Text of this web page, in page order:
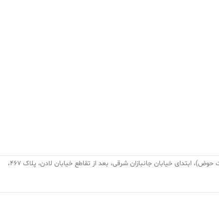
تهران، نارمک، میدان نبوت (هفت حوض)، ابتدای خیابان جانبازان شرقی، بعد از تقاطع خیابان لادن، پلاک ۴۶۷،